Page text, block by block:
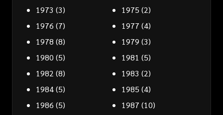
1973 (3) 1975 (2)
1976 (7) 1977 (4)
1978 (8) 1979 (3)
1980 (5) 1981 (5)
1982 (8) 1983 (2)
1984(5) 1985 (4)
1986 (5) 1987 (10)